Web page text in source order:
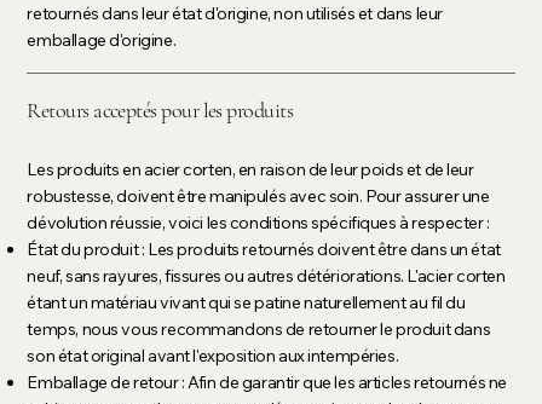
retournés dans leur état d'origine, non utilisés et dans leur
emballage d'origine.
Retours acceptés pour les produits
Les produits en acier corten, en raison de leur poids et de leur
robustesse, doivent être manipulés avec soin. Pour assurer une
dévolution réussie, voici les conditions spécifiques à respecter :
État du produit : Les produits retournés doivent être dans un état
neuf, sans rayures, fissures ou autres détériorations. L'acier corten
étant un matériau vivant qui se patine naturellement au fil du
temps, nous vous recommandons de retourner le produit dans
son état original avant l'exposition aux intempéries.
Emballage de retour : Afin de garantir que les articles retournés ne